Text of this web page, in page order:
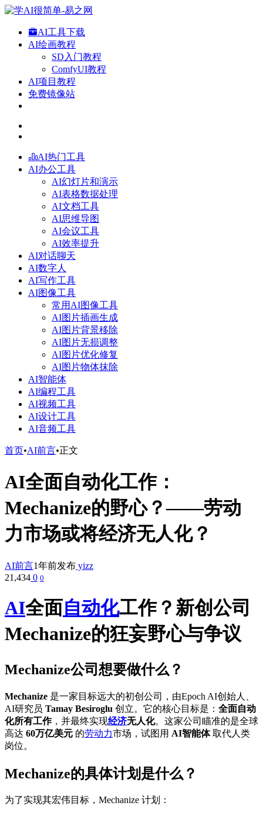
AI工具下载
AI绘画教程
SD入门教程
ComfyUI教程
AI项目教程
免费镜像站
AI热门工具
AI办公工具
AI幻灯片和演示
AI表格数据处理
AI文档工具
AI思维导图
AI会议工具
AI效率提升
AI对话聊天
AI数字人
AI写作工具
AI图像工具
常用AI图像工具
AI图片插画生成
AI图片背景移除
AI图片无损调整
AI图片优化修复
AI图片物体抹除
AI智能体
AI编程工具
AI视频工具
AI设计工具
AI音频工具
首页•AI前言•正文
AI全面自动化工作：
Mechanize的野心？——劳动
力市场或将经济无人化？
AI前言1年前发布 yizz
21,434 0 0
AI全面自动化工作？新创公司
Mechanize的狂妄野心与争议
Mechanize公司想要做什么？
Mechanize 是一家目标远大的初创公司，由Epoch AI创始人、
AI研究员 Tamay Besiroglu 创立。它的核心目标是： 全面自动
化所有工作，并最终实现经济无人化。这家公司瞄准的是全球
高达 60万亿美元 的劳动力市场，试图用 AI智能体取代人类
岗位。
Mechanize的具体计划是什么？
为了实现其宏伟目标，Mechanize 计划：